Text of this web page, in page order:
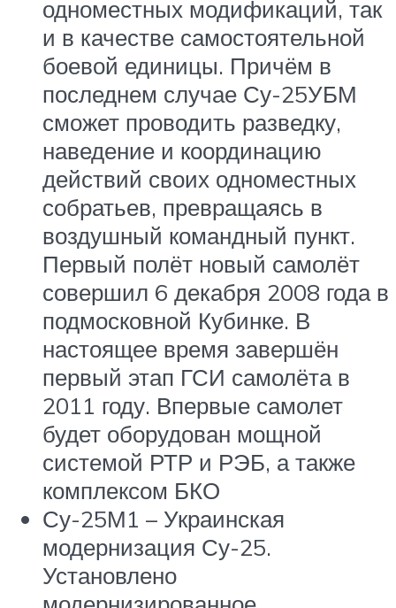
одноместных модификаций, так
и в качестве самостоятельной
боевой единицы. Причём в
последнем случае Су-25УБМ
сможет проводить разведку,
наведение и координацию
действий своих одноместных
собратьев, превращаясь в
воздушный командный пункт.
Первый полёт новый самолёт
совершил 6 декабря 2008 года в
подмосковной Кубинке. В
настоящее время завершён
первый этап ГСИ самолёта в
2011 году. Впервые самолет
будет оборудован мощной
системой РТР и РЭБ, а также
комплексом БКО
Су-25М1 – Украинская
модернизация Су-25.
Установлено